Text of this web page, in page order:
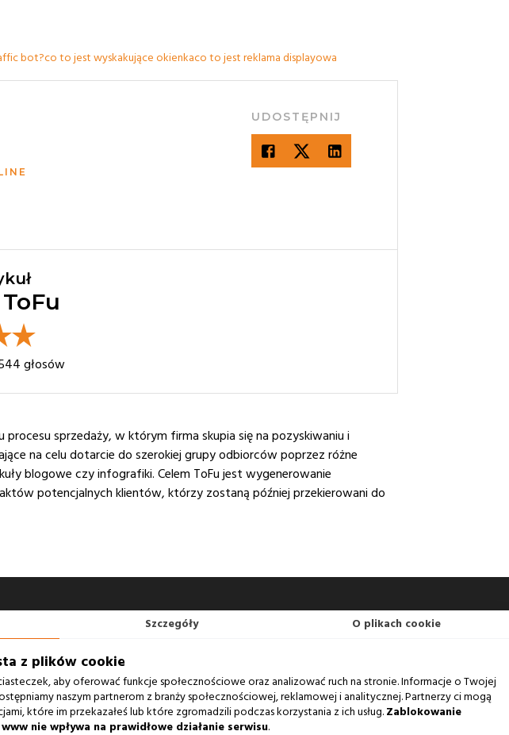
bot?co to jest wyskakujące okienkaco to jest reklama displayowa
UDOSTĘPNIJ
głosów
sprzedaży, w którym firma skupia się na pozyskiwaniu i
na celu dotarcie do szerokiej grupy odbiorców poprzez różne
blogowe czy infografiki. Celem ToFu jest wygenerowanie
potencjalnych klientów, którzy zostaną później przekierowani do
również
Agencja Interaktywna
Case Study
Szczegóły O plikach cookie
z plików cookie
aby oferować funkcje społecznościowe oraz analizować ruch na stronie. Informacje o Twojej
naszym partnerom z branży społecznościowej, reklamowej i analitycznej. Partnerzy ci mogą
które im przekazałeś lub które zgromadzili podczas korzystania z ich usług. Zablokowanie
nie wpływa na prawidłowe działanie serwisu.